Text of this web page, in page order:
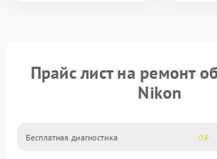
Прайс лист на ремонт
Nikon
Бесплатная диагностика 0